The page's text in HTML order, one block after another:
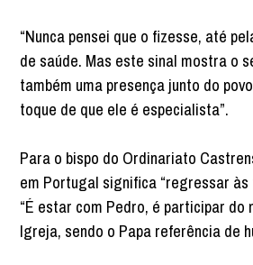
“Nunca pensei que o fizesse, até
de saúde. Mas este sinal mostra o
também uma presença junto do
toque de que ele é especialista”.
Para o bispo do Ordinariato
em Portugal significa “regressar às
“É estar com Pedro, é participar do
Igreja, sendo o Papa referência de